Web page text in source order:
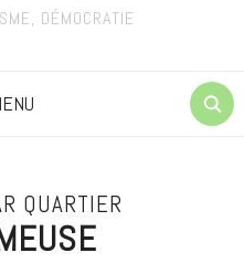
DÉMOCRATIE
QUARTIER